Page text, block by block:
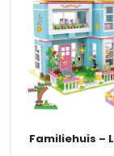
Familiehuis –